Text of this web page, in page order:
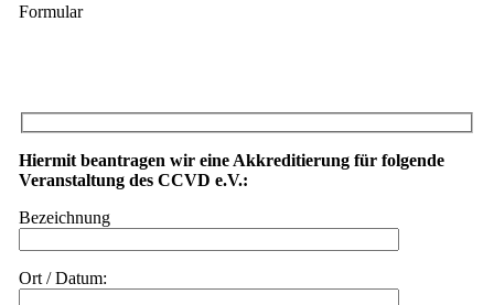
Formular
Hiermit beantragen wir eine Akkreditierung für folgende
Veranstaltung des CCVD e.V.:
Bezeichnung
Ort / Datum: